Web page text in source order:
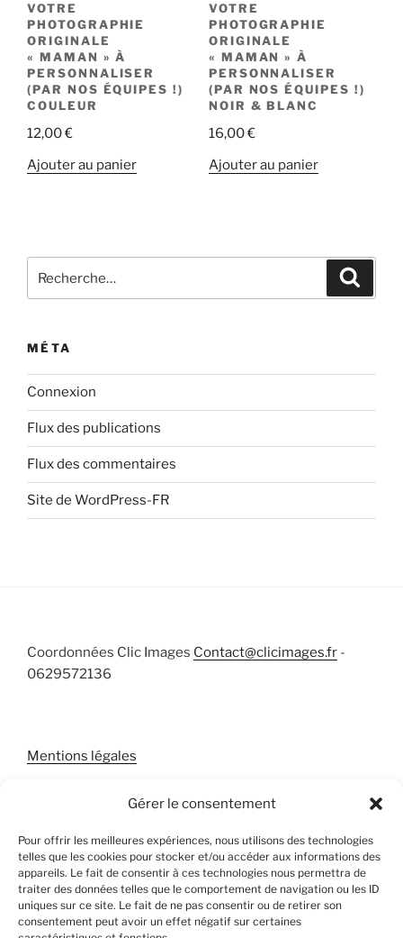
Gérer le consentement
Pour offrir les meilleures expériences, nous utilisons des technologies
telles que les cookies pour stocker et/ou accéder aux informations des
appareils. Le fait de consentir à ces technologies nous permettra de
traiter des données telles que le comportement de navigation ou les ID
uniques sur ce site. Le fait de ne pas consentir ou de retirer son
consentement peut avoir un effet négatif sur certaines
VOTRE
PHOTOGRAPHIE
ORIGINALE
« MAMAN » À
PERSONNALISER
(PAR NOS ÉQUIPES !)
COULEUR
12,00€
Ajouter au panier
VOTRE
PHOTOGRAPHIE
ORIGINALE
« MAMAN » À
PERSONNALISER
(PAR NOS ÉQUIPES !)
NOIR & BLANC
16,00€
Ajouter au panier
pour
MÉTA
Connexion
Flux des publications
Flux des commentaires
Site de WordPress-FR
Coordonnées Clic Images Contact@clicimages.fr -
0629572136
Mentions légales